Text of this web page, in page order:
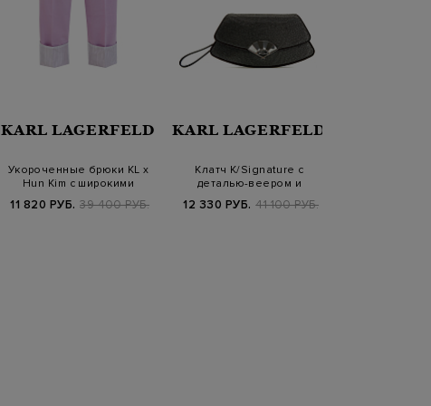
KARL LAGERFELD
Укороченные брюки KL x
Hun Kim с широкими
11 820 РУБ. 39 400 РУБ.
KARL LAGERFELD
Клатч K/Signature с
деталью-веером и
12 330 РУБ. 41 100 РУБ.